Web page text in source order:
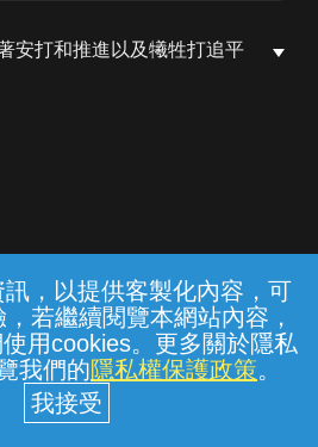
，以提供客製化內容，可
若繼續閱覽本網站內容，
用cookies。更多關於隱私
我們的隱私權保護政策。
安打和推進以及犧牲打追平
服務條款 隱私權保護
限公司個人家庭分公司
96979949) © 2026
{{notifyMsg}}